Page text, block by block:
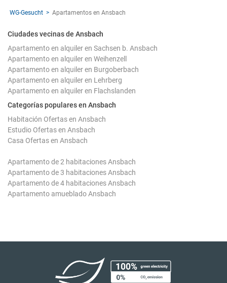
WG-Gesucht Apartamentos en Ansbach
Ciudades vecinas de Ansbach
Apartamento en alquiler en Sachsen b. Ansbach
Apartamento en alquiler en Weihenzell
Apartamento en alquiler en Burgoberbach
Apartamento en alquiler en Lehrberg
Apartamento en alquiler en Flachslanden
Categorías populares en Ansbach
Habitación Ofertas en Ansbach
Estudio Ofertas en Ansbach
Casa Ofertas en Ansbach
Apartamento de 2 habitaciones Ansbach
Apartamento de 3 habitaciones Ansbach
Apartamento de 4 habitaciones Ansbach
Apartamento amueblado Ansbach